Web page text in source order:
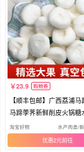
23.9 购物券
【顺丰包邮】广西荔浦马
马蹄荸荠新鲜削皮火锅糖
馅料
淘宝好物 水产肉类/
优惠2元